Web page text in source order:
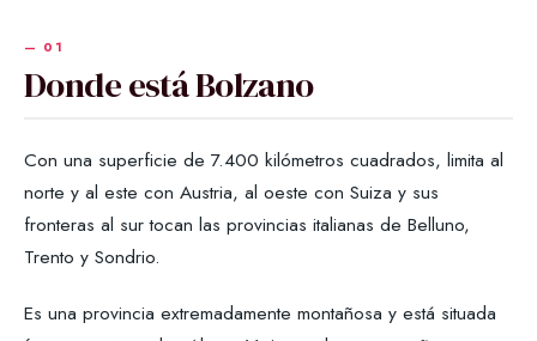
Donde está Bolzano
Con una superficie de 7.400 kilómetros cuadrados, limita al
norte y al este con Austria, al oeste con Suiza y sus
fronteras al sur tocan las provincias italianas de Belluno,
Trento y Sondrio.
Es una provincia extremadamente montañosa y está situada